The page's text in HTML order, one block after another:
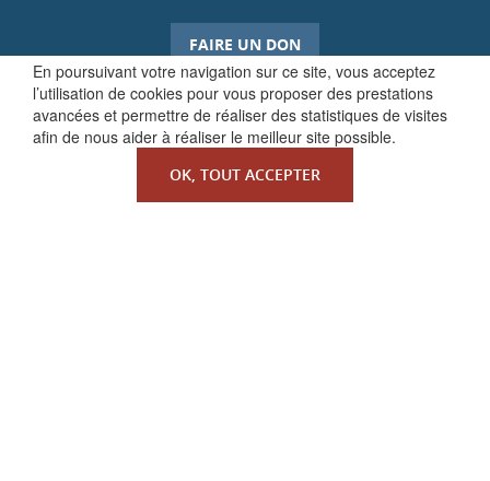
En poursuivant votre navigation sur ce site, vous acceptez
l’utilisation de cookies pour vous proposer des prestations
avancées et permettre de réaliser des statistiques de visites
afin de nous aider à réaliser le meilleur site possible.
OK, TOUT ACCEPTER
FAIRE UN DON